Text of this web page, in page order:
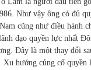
Như vậy ông có đủ
cũng như điều hành
đạo quyền lực nhất
Đây là một thay đổi
Xu hướng củng cố quyền